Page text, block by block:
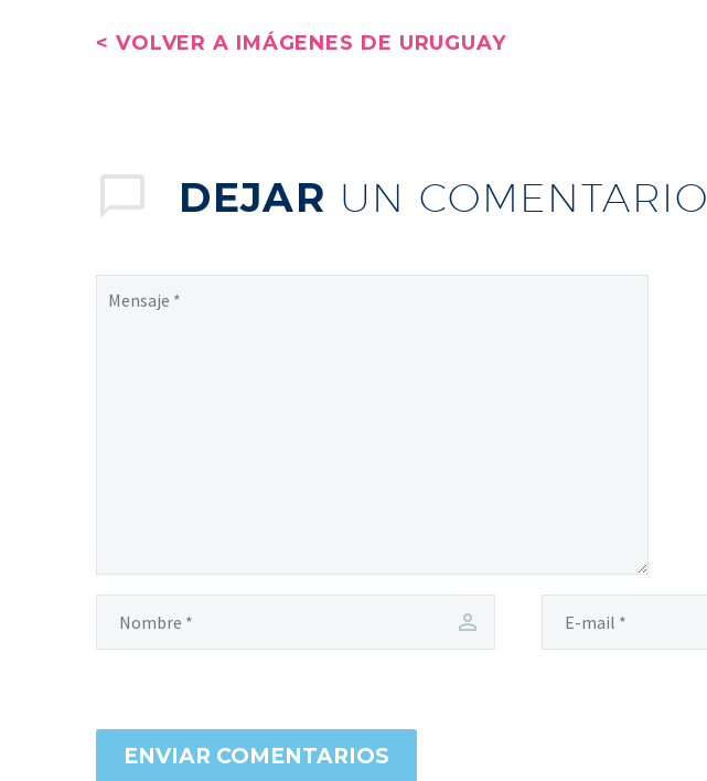
< VOLVER A IMÁGENES DE URUGUAY
DEJAR UN COMENTARIO
ENVIAR COMENTARIOS